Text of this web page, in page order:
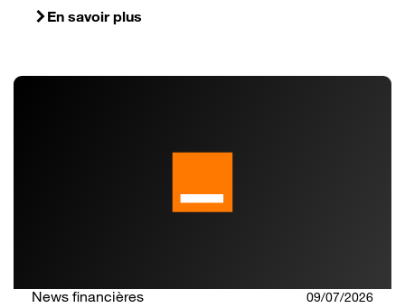
En savoir plus
News financières 09/07/2026